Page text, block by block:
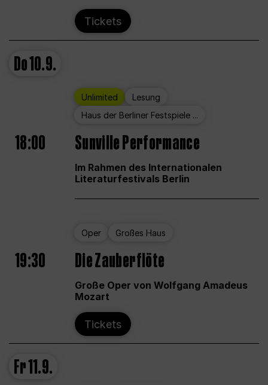
Tickets
Do10.9.
Unlimited
Lesung
Haus der Berliner Festspiele ...
18:00 Sunville Performance
Im Rahmen des Internationalen
Literaturfestivals Berlin
Oper Großes Haus
19:30 Die Zauberflöte
Große Oper von Wolfgang Amadeus
Mozart
Tickets
Fr11.9.